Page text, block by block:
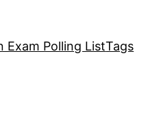
Exam Polling ListTags